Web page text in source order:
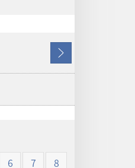
次
へ
6 7
8